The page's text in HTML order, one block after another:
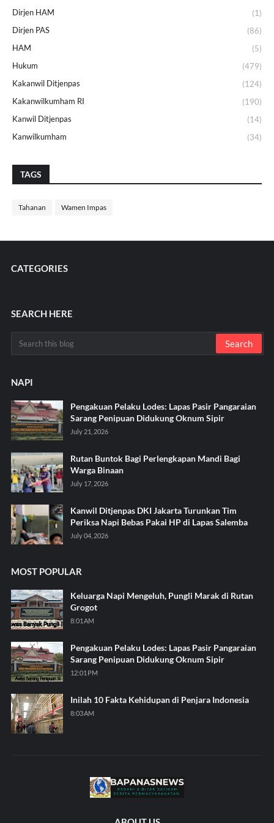
Dirjen HAM
(1)
Dirjen PAS
(86)
HAM
(5)
Hukum
(479)
Kakanwil Ditjenpas
(124)
Kakanwilkumham RI
(190)
Kanwil Ditjenpas
(14)
Kanwilkumham
(34)
TAGS
Tahanan Wamen Impas
CATEGORIES
SEARCH HERE
NAPI
Pengakuan Pelaku Lodes: Lapas Pasir Pangaraian
Sarang Penipuan Didukung Oknum Sipir
July 21, 2026
Rutan Buntok Bagi Perlengkapan Mandi Bagi
Warga Binaan
July 17, 2026
Kanwil Ditjenpas DKI Jakarta Turunkan Tim
Periksa Napi Bebas Pakai HP di Lapas Salemba
July 04, 2026
MOST POPULAR
Keluarga Napi Mengeluh, Pungli Marak di Rutan
Grogot
8:01 AM
Pengakuan Pelaku Lodes: Lapas Pasir Pangaraian
Sarang Penipuan Didukung Oknum Sipir
12:01 PM
Inilah 10 Fakta Kehidupan di Penjara Indonesia
8:03 AM